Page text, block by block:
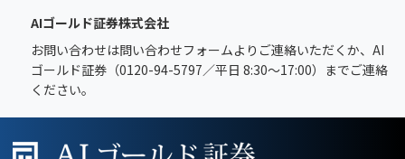
AIゴールド証券株式会社
お問い合わせは問い合わせフォームよりご連絡いただくか、AI
ゴールド証券（0120-94-5797／平日 8:30～17:00）までご連絡
ください。